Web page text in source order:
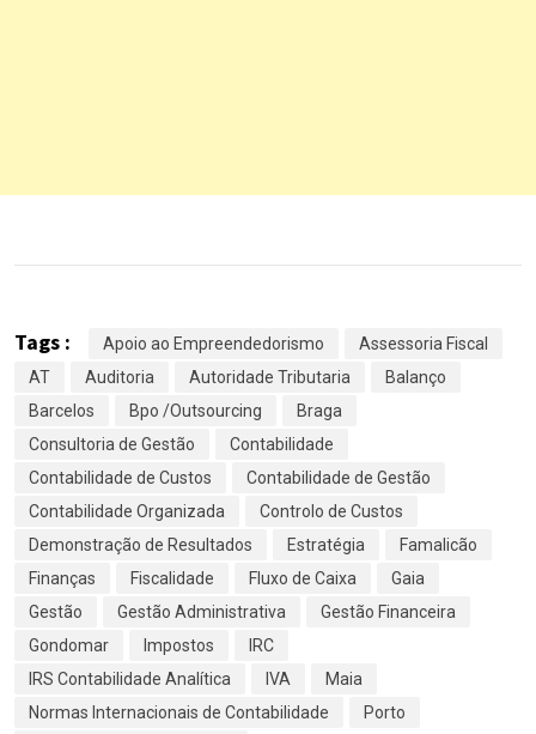
Tags : Apoio ao Empreendedorismo
Assessoria Fiscal
AT
Auditoria Autoridade Tributaria
Balanço
Barcelos
Bpo /Outsourcing
Braga
Consultoria de Gestão
Contabilidade
Contabilidade de Custos
Contabilidade de Gestão
Contabilidade Organizada
Controlo de Custos
Demonstração de Resultados
Estratégia
Famalicão
Finanças
Fiscalidade Fluxo de Caixa
Gaia
Gestão
Gestão Administrativa
Gestão Financeira
Gondomar
Impostos
IRC
IRS Contabilidade Analítica
IVA
Maia
Normas Internacionais de Contabilidade
Porto